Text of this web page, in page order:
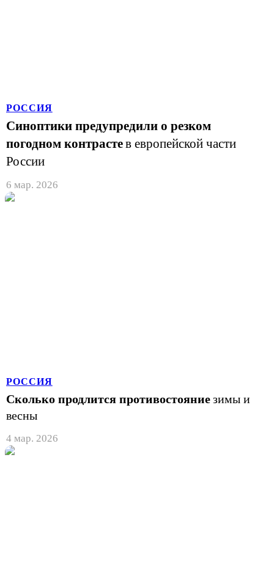
РОССИЯ
Синоптики предупредили о резком
погодном контрастев европейской части
России
6 мар. 2026
РОССИЯ
Сколько продлится противостояниезимы и
весны
4 мар. 2026